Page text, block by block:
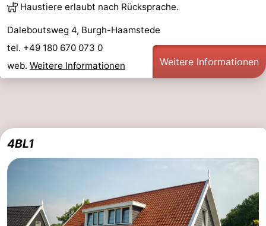
Haustiere erlaubt nach Rücksprache.
Daleboutsweg 4, Burgh-Haamstede
tel. +49 180 670 073 0
web. Weitere Informationen Weitere Informationen
4BL1